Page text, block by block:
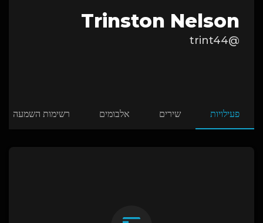
Trinston Nelson
@trint44
פעילויות שירים אלבומים רשימות השמעה